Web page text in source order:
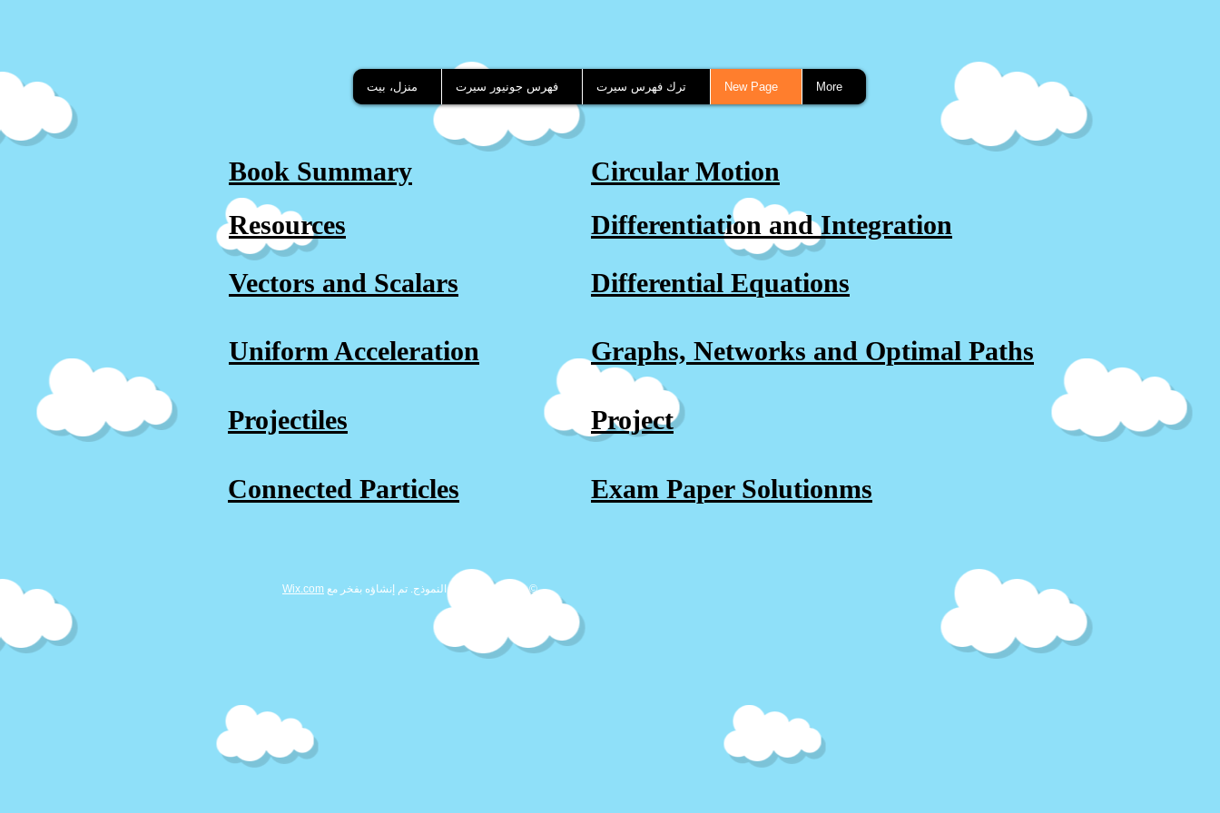
Book Summary
Resources
Vectors and Scalars
Uniform Acceleration
Projectiles
Connected Particles
Circular Motion
Differentiation and Integration
Differential Equations
Graphs, Networks and Optimal Paths
Project
Exam Paper Solutionms
منزل، بيت فهرس جونيور سيرت ترك فهرس سيرت New Page More
© 2023 حسب اسم النموذج. تم إنشاؤه بفخر مع Wix.com